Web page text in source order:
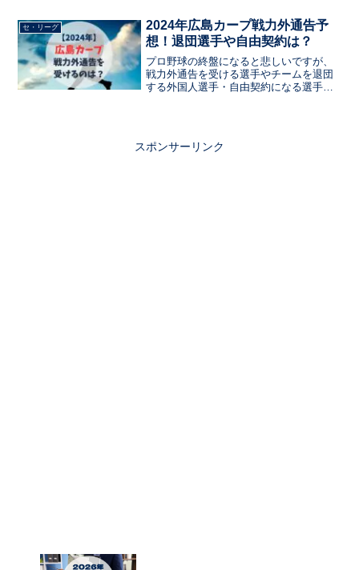
セ・リーグ
2024年広島カープ戦力外通告予
想！退団選手や自由契約は？
プロ野球の終盤になると悲しいですが、
戦力外通告を受ける選手やチームを退団
する外国人選手・自由契約になる選手、
外になる可能性のある今年戦力外になり
スポンサーリンク